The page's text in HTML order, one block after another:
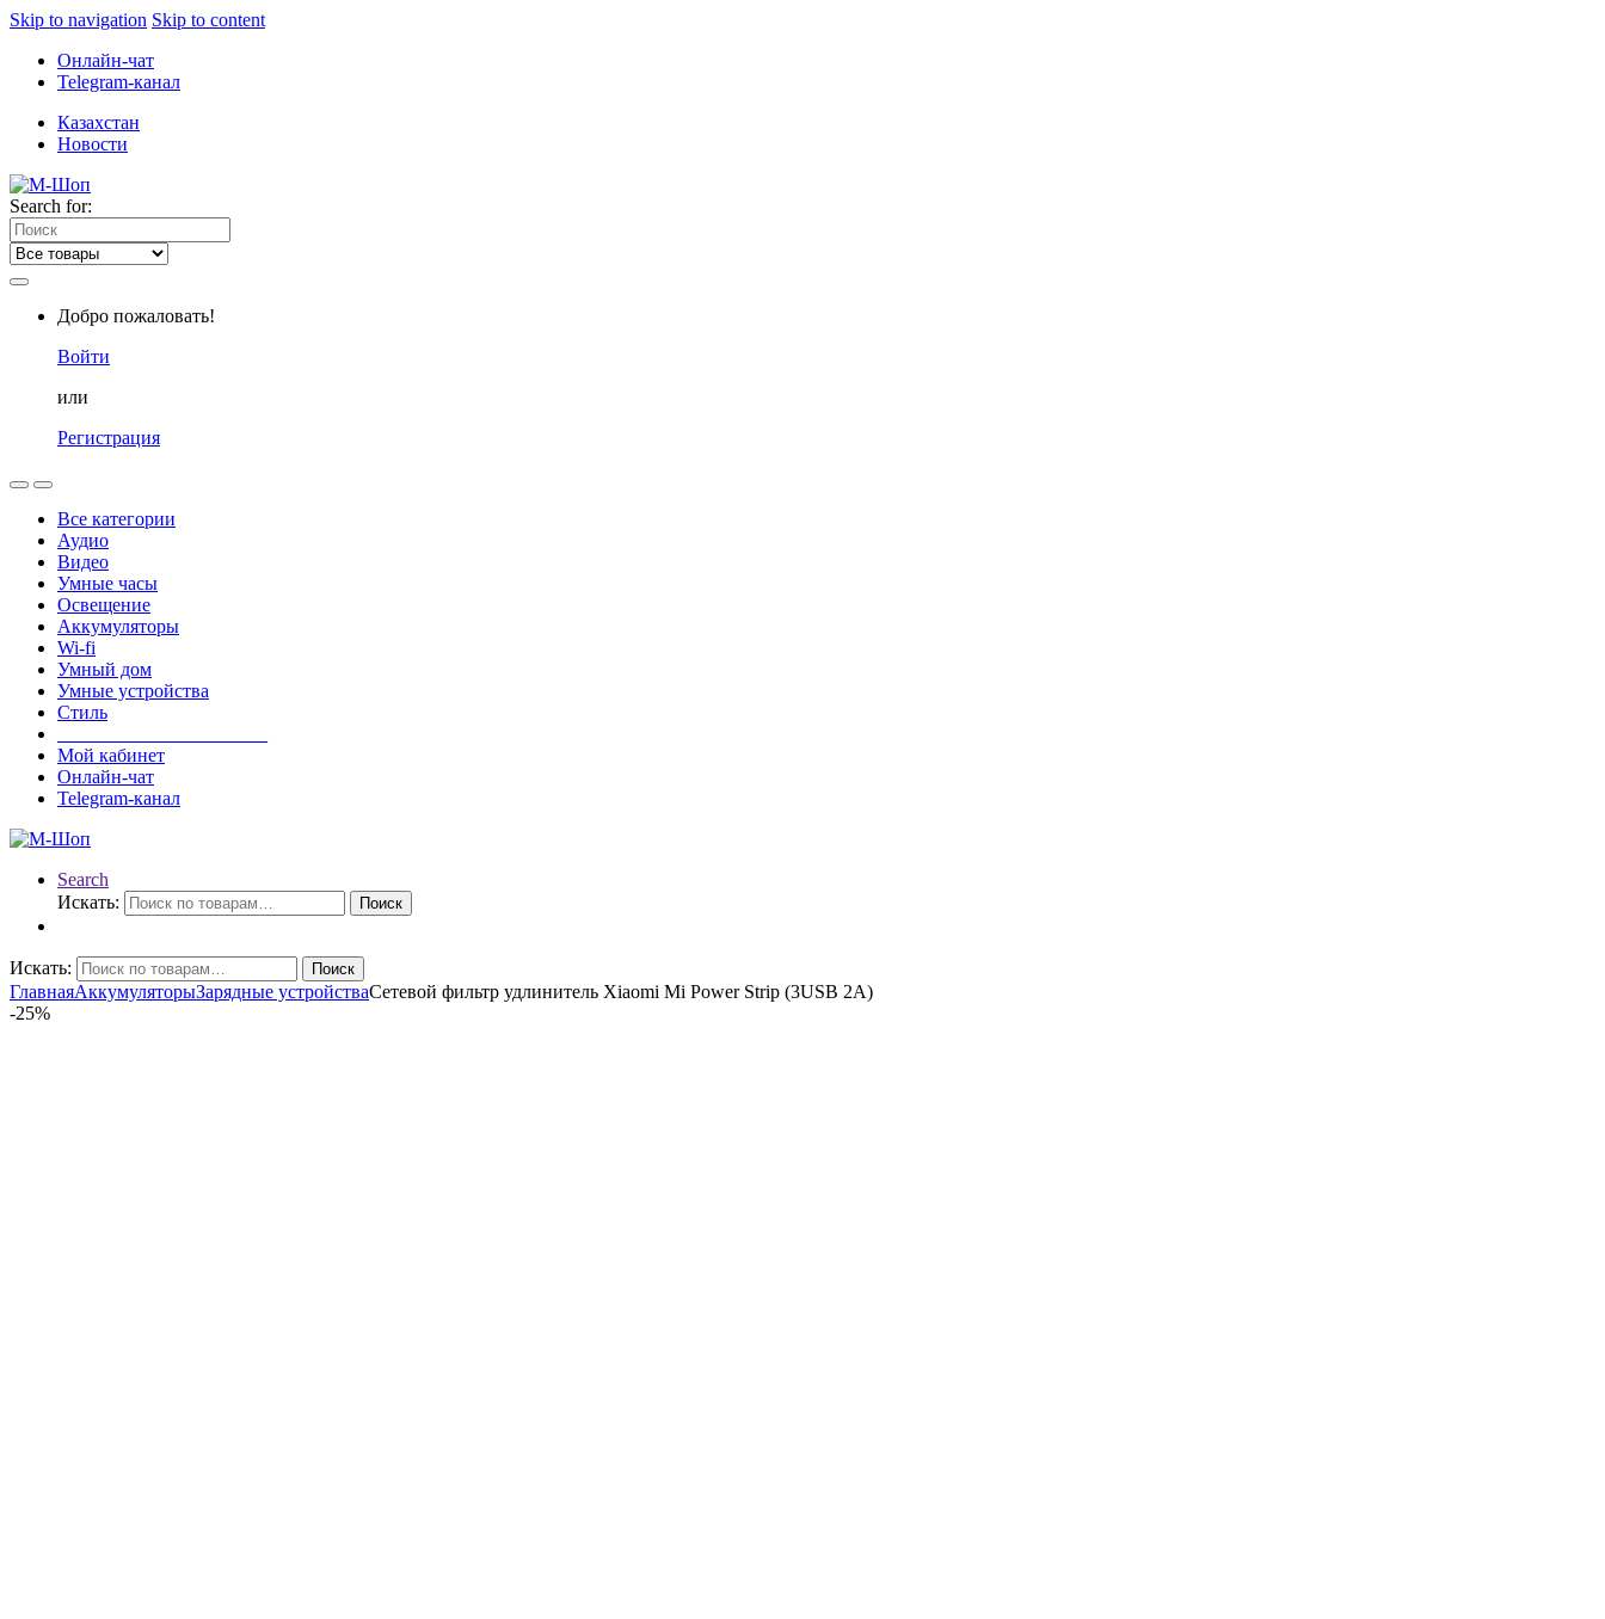
Skip to navigation Skip to content
Онлайн-чат
Telegram-канал
Казахстан
Новости
Search for:
Добро пожаловать!
Войти
или
Регистрация
Все категории
Аудио
Видео
Умные часы
Освещение
Аккумуляторы
Wi-fi
Умный дом
Умные устройства
Стиль
Мой кабинет
Онлайн-чат
Telegram-канал
Search
Искать:
Поиск
Искать: Поиск
ГлавнаяАккумуляторыЗарядные устройстваСетевой фильтр удлинитель Xiaomi Mi Power Strip (3USB 2A)
-25%